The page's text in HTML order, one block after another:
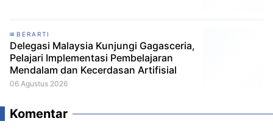
BERARTI
Delegasi Malaysia Kunjungi Gagasceria,
Pelajari Implementasi Pembelajaran
Mendalam dan Kecerdasan Artifisial
06 Agustus 2026
Komentar